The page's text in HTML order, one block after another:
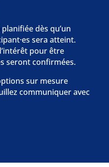
dès qu’un
sera atteint.
pour être
seront confirmées.
sur mesure
communiquer avec